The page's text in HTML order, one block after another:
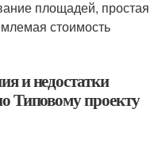
площадей, простая
стоимость
и недостатки
Типовому проекту